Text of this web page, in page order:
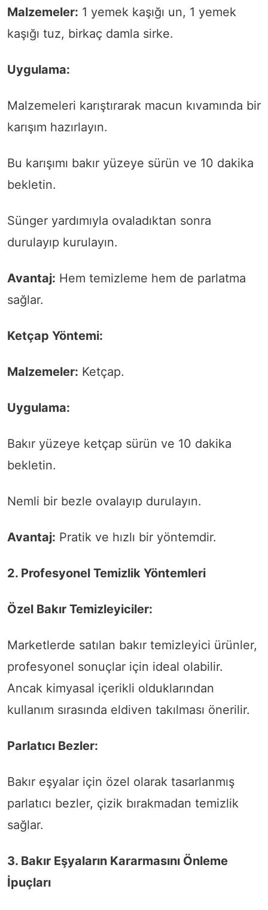
Malzemeler: 1 yemek kaşığı un, 1 yemek
kaşığı tuz, birkaç damla sirke.
Uygulama:
Malzemeleri karıştırarak macun kıvamında bir
karışım hazırlayın.
Bu karışımı bakır yüzeye sürün ve 10 dakika
bekletin.
Sünger yardımıyla ovaladıktan sonra
durulayıp kurulayın.
Avantaj: Hem temizleme hem de parlatma
sağlar.
Ketçap Yöntemi:
Malzemeler: Ketçap.
Uygulama:
Bakır yüzeye ketçap sürün ve 10 dakika
bekletin.
Nemli bir bezle ovalayıp durulayın.
Avantaj: Pratik ve hızlı bir yöntemdir.
2. Profesyonel Temizlik Yöntemleri
Özel Bakır Temizleyiciler:
Marketlerde satılan bakır temizleyici ürünler,
profesyonel sonuçlar için ideal olabilir.
Ancak kimyasal içerikli olduklarından
kullanım sırasında eldiven takılması önerilir.
Parlatıcı Bezler:
Bakır eşyalar için özel olarak tasarlanmış
parlatıcı bezler, çizik bırakmadan temizlik
sağlar.
3. Bakır Eşyaların Kararmasını Önleme
İpuçları